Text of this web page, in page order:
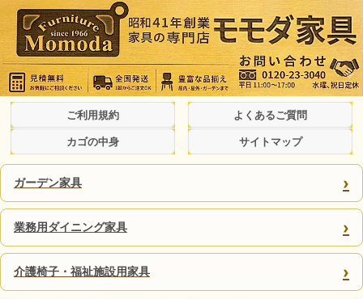
ご利用規約 よくあるご質問
カゴの中身 サイトマップ
ガーデン家具 ›
業務用ダイニング家具 ›
介護椅子・福祉施設用家具 ›